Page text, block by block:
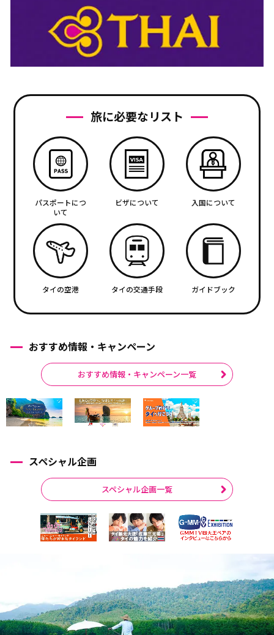
旅に必要なリスト
パスポートにつ
いて
ビザについて 入国について
タイの空港 タイの交通手段 ガイドブック
おすすめ情報・キャンペーン
おすすめ情報・キャンペーン一覧
スペシャル企画
スペシャル企画一覧